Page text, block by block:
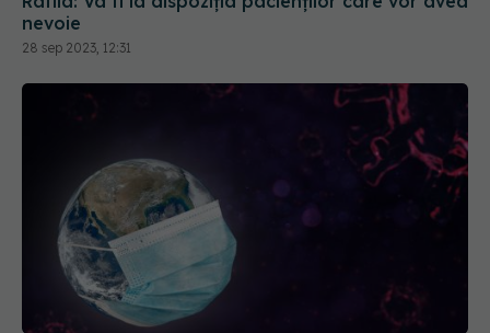
nevoie
28 sep 2023, 12:31